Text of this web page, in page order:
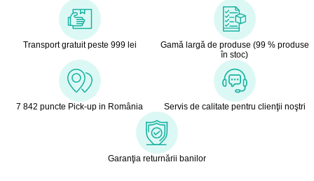
Transport gratuit peste 999 lei
Gamă largă de produse (99 % produse
în stoc)
7 842 puncte Pick-up in România Servis de calitate pentru clienţii noştri
Garanţia returnării banilor